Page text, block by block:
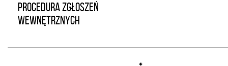
PROCEDURA ZGŁOSZEŃ
WEWNĘTRZNYCH